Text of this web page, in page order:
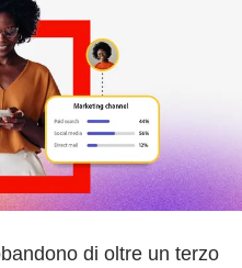
di oltre un terzo